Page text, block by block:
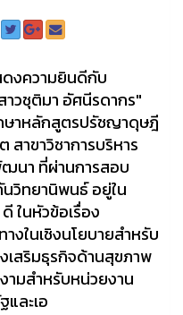
งความยินดีกับ
าวชุติมา อัศนีรดากร"
าหลักสูตรปรัชญาดุษฎี
สาขาวิชาการบริหาร
นา ที่ผ่านการสอบ
วิทยานิพนธ์ อยู่ใน
ในหัวข้อเรื่อง
างในเชิงนโยบายสำหรับ
เสริมธุรกิจด้านสุขภาพ
ามสำหรับหน่วยงาน
และเอ